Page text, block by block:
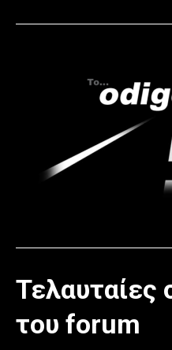
Τελαυταίες
του forum